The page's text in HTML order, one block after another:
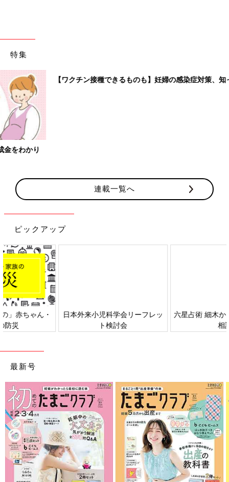
特集
【ワクチン接種できるものも】妊婦の感染症対策、知っておいて！
連載一覧へ
ピックアップ
日本外来小児科学会リーフレッ
六星占術 細木かおりさんの人生
最新号